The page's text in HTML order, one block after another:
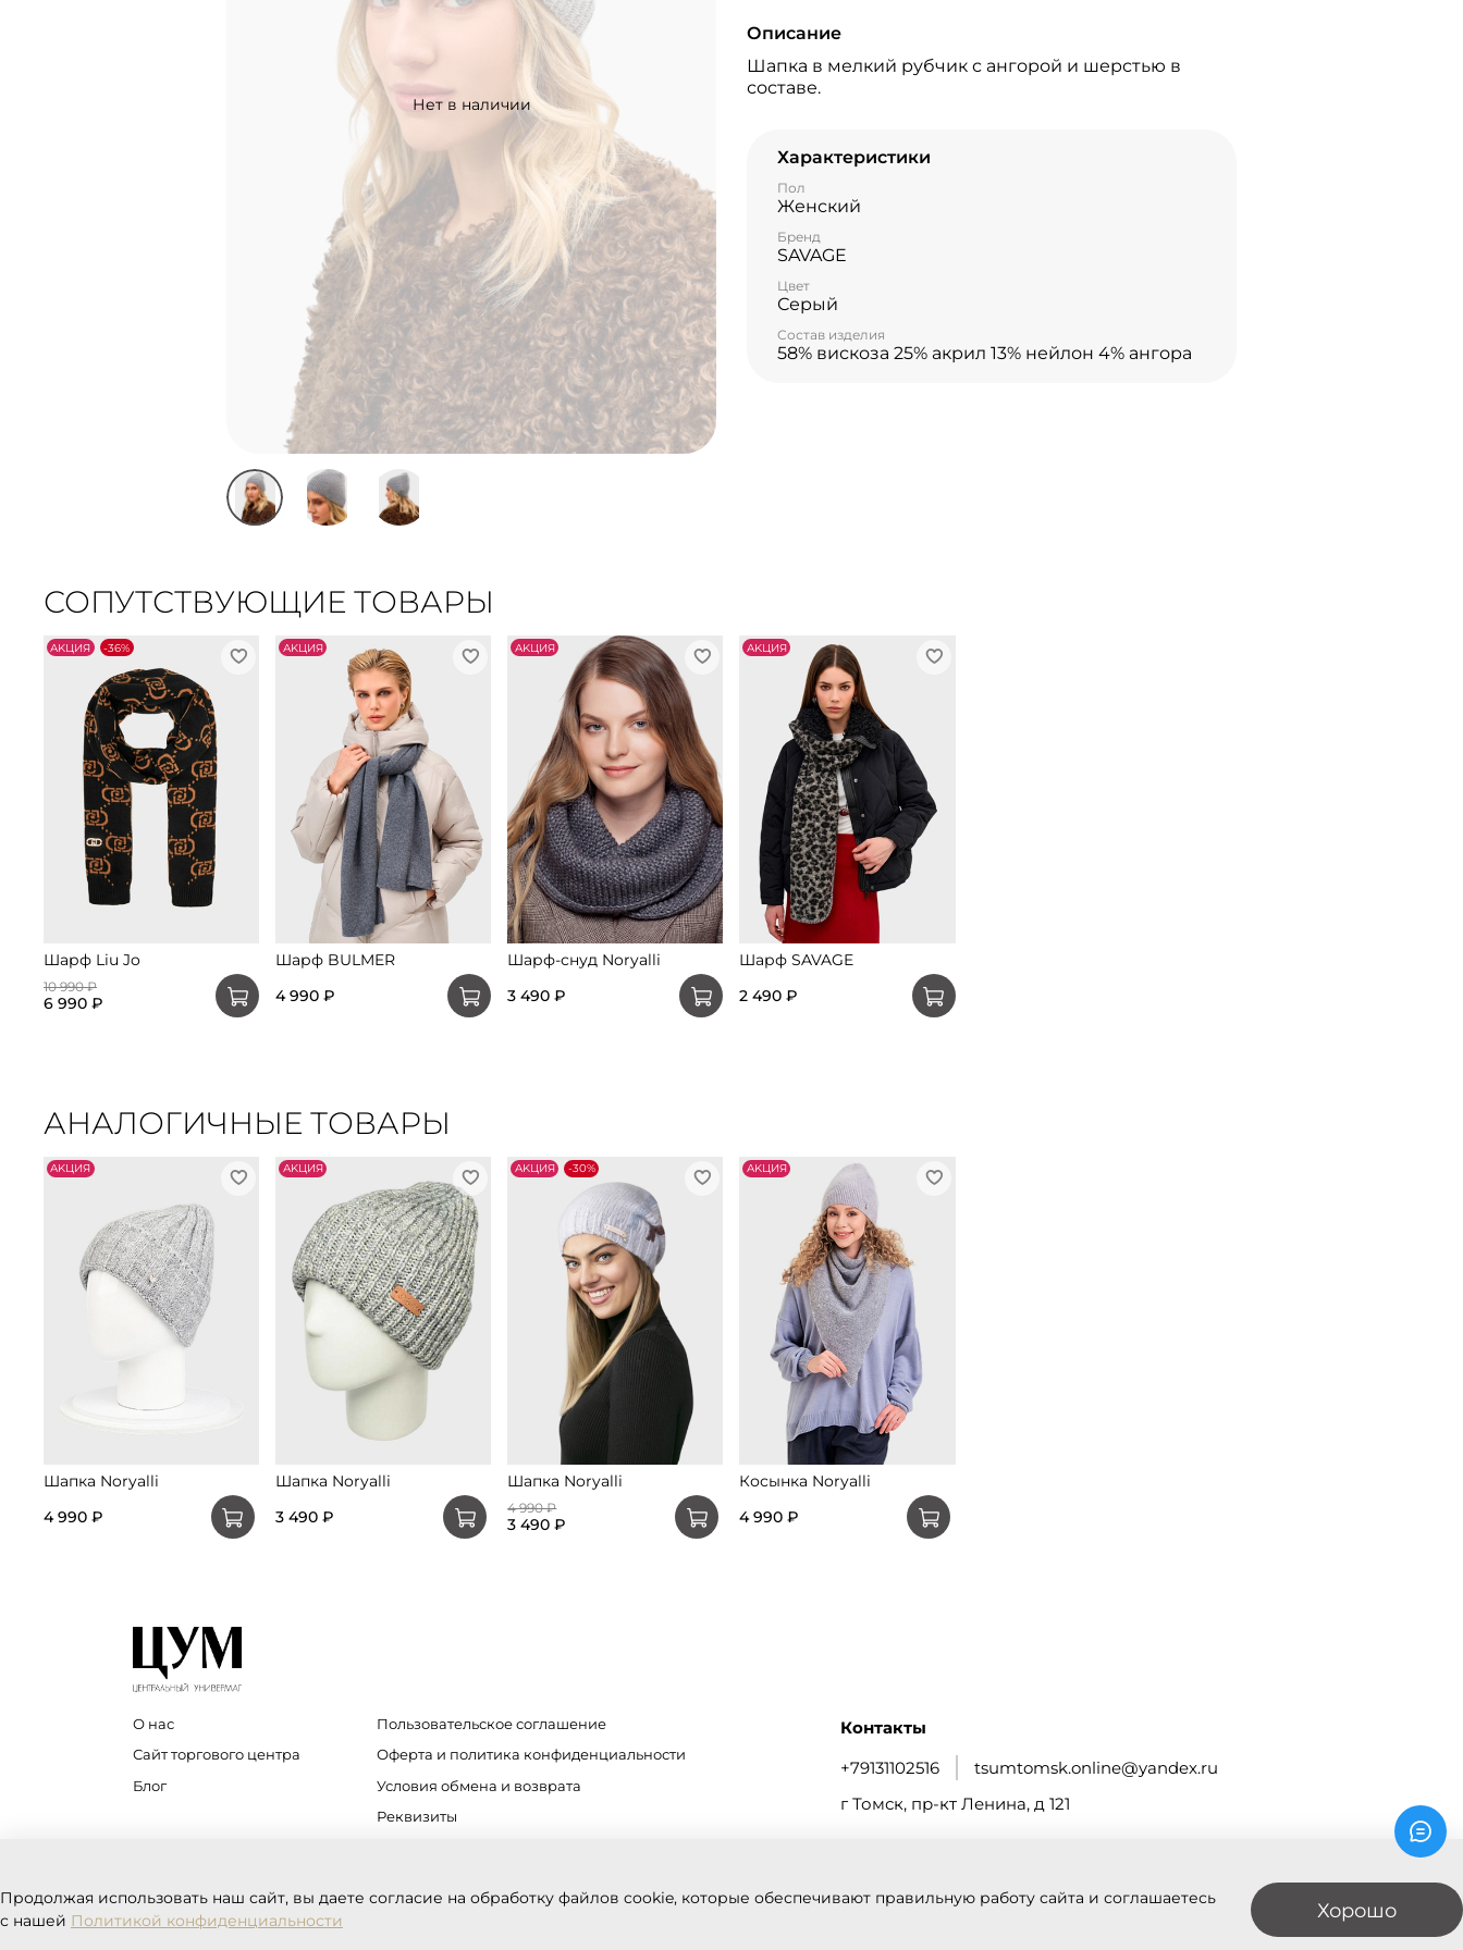
Нет в наличии
Описание
Шапка в мелкий рубчик с ангорой и шерстью в
составе.
Характеристики
Пол
Женский
Бренд
SAVAGE
Цвет
Серый
Состав изделия
58% вискоза 25% акрил 13% нейлон 4% ангора
СОПУТСТВУЮЩИЕ ТОВАРЫ
АKЦИЯ -36%
Шарф Liu Jo
10 990 ₽
6 990 ₽
АKЦИЯ
Шарф BULMER
4 990 ₽
АKЦИЯ
Шарф-снуд Noryalli
3 490 ₽
АKЦИЯ
Шарф SAVAGE
2 490 ₽
АНАЛОГИЧНЫЕ ТОВАРЫ
АKЦИЯ
Шапка Noryalli
4 990 ₽
АKЦИЯ
Шапка Noryalli
3 490 ₽
АKЦИЯ -30%
Шапка Noryalli
4 990 ₽
3 490 ₽
АKЦИЯ
Косынка Noryalli
4 990 ₽
О нас
Сайт торгового центра
Блог
Пользовательское соглашение
Оферта и политика конфиденциальности
Условия обмена и возврата
Реквизиты
Контакты
+79131102516
tsumtomsk.online@yandex.ru
г Томск, пр-кт Ленина, д 121
Продолжая использовать наш сайт, вы даете согласие на обработку файлов cookie, которые обеспечивают правильную работу сайта и соглашаетесь
с нашей Политикой конфиденциальности Хорошо